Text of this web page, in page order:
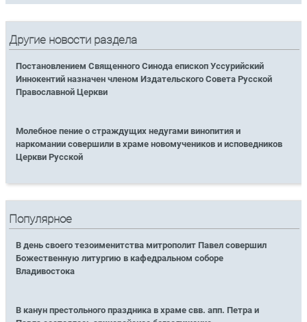
Другие новости раздела
Постановлением Священного Синода епископ Уссурийский
Иннокентий назначен членом Издательского Совета Русской
Православной Церкви
Молебное пение о страждущих недугами винопития и
наркомании совершили в храме новомучеников и исповедников
Церкви Русской
Популярное
В день своего тезоименитства митрополит Павел совершил
Божественную литургию в кафедральном соборе
Владивостока
В канун престольного праздника в храме свв. апп. Петра и